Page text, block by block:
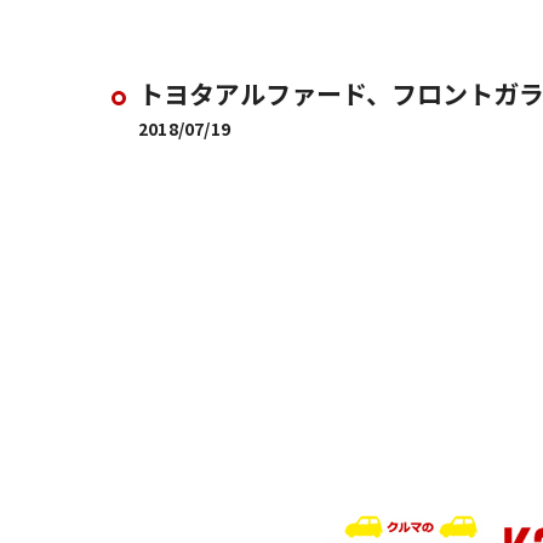
トヨタアルファード、フロントガ
2018/07/19